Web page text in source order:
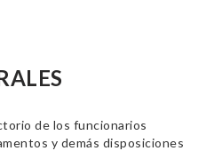
de los funcionarios
y demás disposiciones